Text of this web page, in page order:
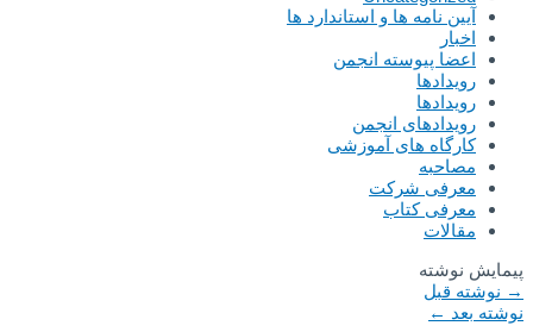
آیین نامه ها و استاندارد ها
اخبار
اعضا پیوسته انجمن
رویدادها
رویدادها
رویدادهای انجمن
کارگاه های آموزشی
مصاحبه
معرفی شرکت
معرفی کتاب
مقالات
پیمایش نوشته
→ نوشته قبل
نوشته بعد ←